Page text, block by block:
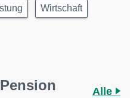
Wirtschaft
Alle